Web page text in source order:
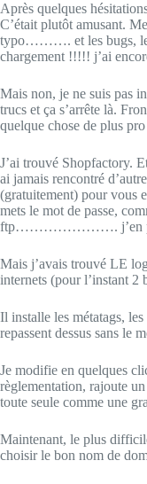
Après quelques
C’était plutôt amusant.
typo………. et les bugs, les
chargement !!!!! j’ai
Mais non, je ne suis pas
trucs et ça s’arrête là.
quelque chose de plus
J’ai trouvé Shopfactory.
ai jamais rencontré
(gratuitement) pour vous
mets le mot de passe,
ftp…………………. j’en
Mais j’avais trouvé LE
internets (pour l’instant 2
Il installe les métatags,
repassent dessus sans le
Je modifie en quelques
règlementation, rajoute
toute seule comme une
Maintenant, le plus
choisir le bon nom de